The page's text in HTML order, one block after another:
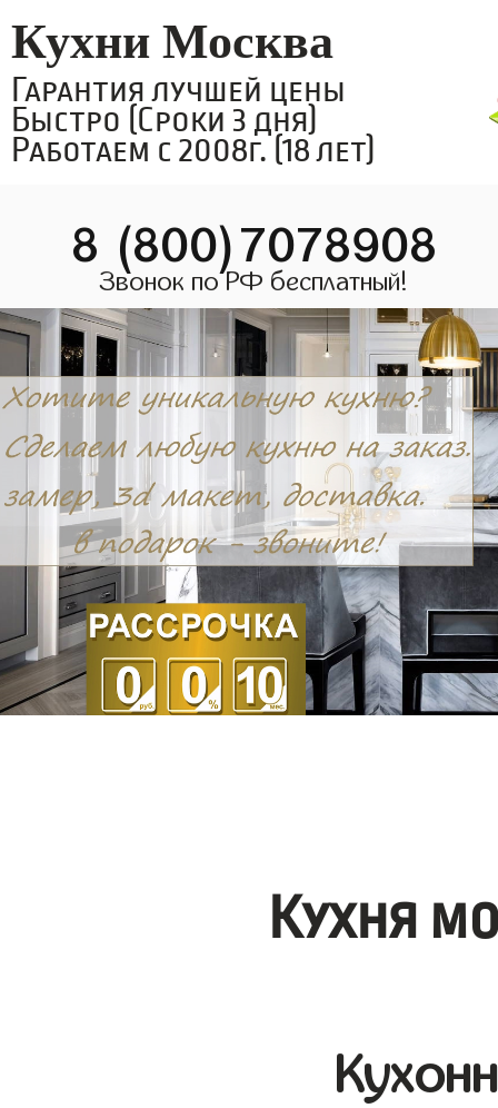
Кухни Москва
Гарантия лучшей цены
Быстро (Сроки 3 дня)
Работаем с 2008г. (18 лет)
8 (800)7078908
Звонок по РФ бесплатный!
Кухня